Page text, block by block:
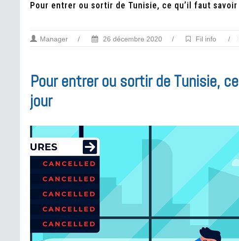
Pour entrer ou sortir de Tunisie, ce qu’il faut
Manager / 26 décembre 2020 / Fil info /
Pour entrer ou sortir de Tunisie,
jour